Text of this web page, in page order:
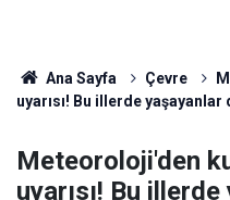
Ana Sayfa Çevre
uyarısı! Bu illerde yaşayanlar
Meteoroloji'den
uyarısı! Bu